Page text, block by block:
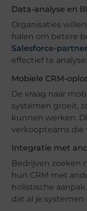
Data-analyse en
Organisaties
halen om betere
Salesforce-partner
effectief te
Mobiele CRM-
De vraag naar
systemen groeit,
kunnen werken.
verkoopteams die
Integratie met
Bedrijven zoeken
hun CRM met
holistische
dat al je systemen